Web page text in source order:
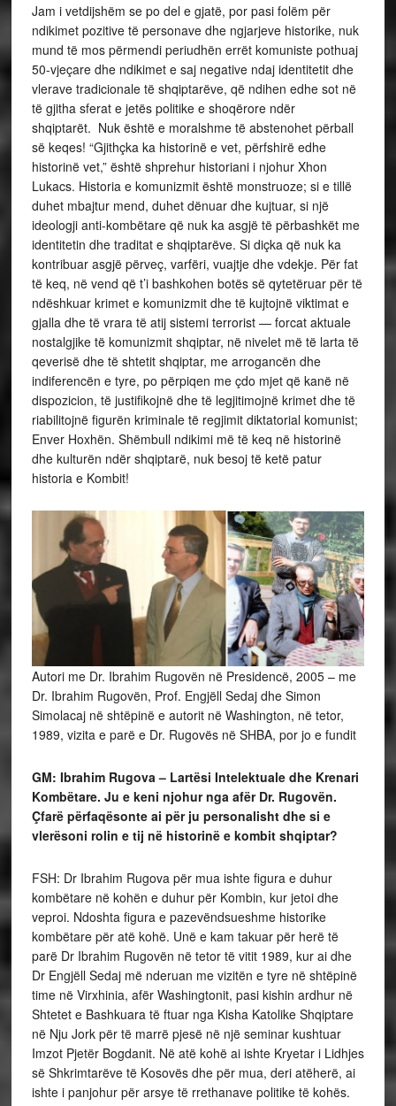
Jam i vetdijshëm se po del e gjatë, por pasi folëm për
ndikimet pozitive të personave dhe ngjarjeve historike, nuk
mund të mos përmendi periudhën errët komuniste pothuaj
50-vjeçare dhe ndikimet e saj negative ndaj identitetit dhe
vlerave tradicionale të shqiptarëve, që ndihen edhe sot në
të gjitha sferat e jetës politike e shoqërore ndër
shqiptarët. Nuk është e moralshme të abstenohet përball
së keqes! “Gjithçka ka historinë e vet, përfshirë edhe
historinë vet,” është shprehur historiani i njohur Xhon
Lukacs. Historia e komunizmit është monstruoze; si e tillë
duhet mbajtur mend, duhet dënuar dhe kujtuar, si një
ideologji anti-kombëtare që nuk ka asgjë të përbashkët me
identitetin dhe traditat e shqiptarëve. Si diçka që nuk ka
kontribuar asgjë përveç, varfëri, vuajtje dhe vdekje. Për fat
të keq, në vend që t’i bashkohen botës së qytetëruar për të
ndëshkuar krimet e komunizmit dhe të kujtojnë viktimat e
gjalla dhe të vrara të atij sistemi terrorist — forcat aktuale
nostalgjike të komunizmit shqiptar, në nivelet më të larta të
qeverisë dhe të shtetit shqiptar, me arrogancën dhe
indiferencën e tyre, po përpiqen me çdo mjet që kanë në
dispozicion, të justifikojnë dhe të legjitimojnë krimet dhe të
riabilitojnë figurën kriminale të regjimit diktatorial komunist;
Enver Hoxhën. Shëmbull ndikimi më të keq në historinë
dhe kulturën ndër shqiptarë, nuk besoj të ketë patur
historia e Kombit!
Autori me Dr. Ibrahim Rugovën në Presidencë, 2005 – me
Dr. Ibrahim Rugovën, Prof. Engjëll Sedaj dhe Simon
Simolacaj në shtëpinë e autorit në Washington, në tetor,
1989, vizita e parë e Dr. Rugovës në SHBA, por jo e fundit
GM: Ibrahim Rugova – Lartësi Intelektuale dhe Krenari
Kombëtare. Ju e keni njohur nga afër Dr. Rugovën.
Çfarë përfaqësonte ai për ju personalisht dhe si e
vlerësoni rolin e tij në historinë e kombit shqiptar?
FSH: Dr Ibrahim Rugova për mua ishte figura e duhur
kombëtare në kohën e duhur për Kombin, kur jetoi dhe
veproi. Ndoshta figura e pazevëndsueshme historike
kombëtare për atë kohë. Unë e kam takuar për herë të
parë Dr Ibrahim Rugovën në tetor të vitit 1989, kur ai dhe
Dr Engjëll Sedaj më nderuan me vizitën e tyre në shtëpinë
time në Virxhinia, afër Washingtonit, pasi kishin ardhur në
Shtetet e Bashkuara të ftuar nga Kisha Katolike Shqiptare
në Nju Jork për të marrë pjesë në një seminar kushtuar
Imzot Pjetër Bogdanit. Në atë kohë ai ishte Kryetar i Lidhjes
së Shkrimtarëve të Kosovës dhe për mua, deri atëherë, ai
ishte i panjohur për arsye të rrethanave politike të kohës.